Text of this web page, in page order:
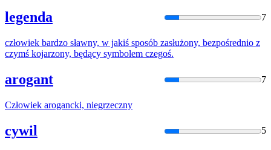
legenda 7
człowiek bardzo sławny, w jakiś sposób zasłużony, bezpośrednio z
czymś kojarzony, będący symbolem czegoś.
arogant 7
Człowiek arogancki, niegrzeczny
cywil 5